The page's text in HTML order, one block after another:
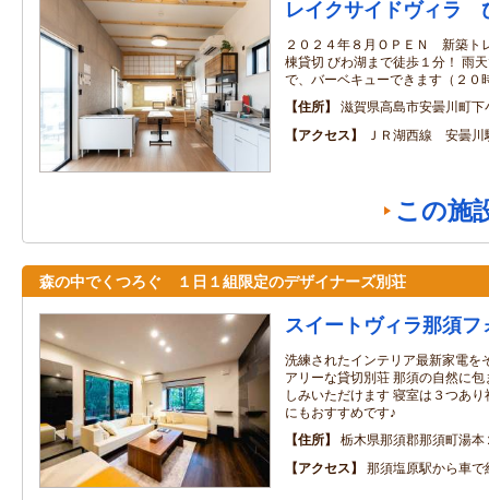
レイクサイドヴィラ
２０２４年８月ＯＰＥＮ 新築ト
棟貸切 びわ湖まで徒歩１分！ 雨
で、バーベキューできます（２０
住所
滋賀県高島市安曇川町
アクセス
ＪＲ湖西線 安曇川
この施
森の中でくつろぐ １日１組限定のデザイナーズ別荘
スイートヴィラ那須フ
洗練されたインテリア最新家電を
アリーな貸切別荘 那須の自然に
しみいただけます 寝室は３つあ
にもおすすめです♪
住所
栃木県那須郡那須町湯
アクセス
那須塩原駅から車